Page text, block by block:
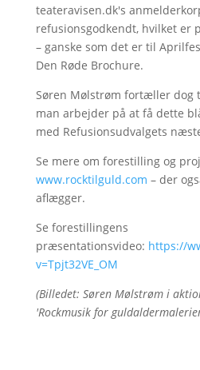
teateravisen.dk's
refusionsgodkendt, hvilket er
– ganske som det er til
Den Røde Brochure.
Søren Mølstrøm fortæller dog
man arbejder på at få dette
med Refusionsudvalgets
Se mere om forestilling og
www.rocktilguld.com – der
aflægger.
Se forestillingens
præsentationsvideo: https://
v=Tpjt32VE_OM
(Billedet: Søren Mølstrøm i
'Rockmusik for